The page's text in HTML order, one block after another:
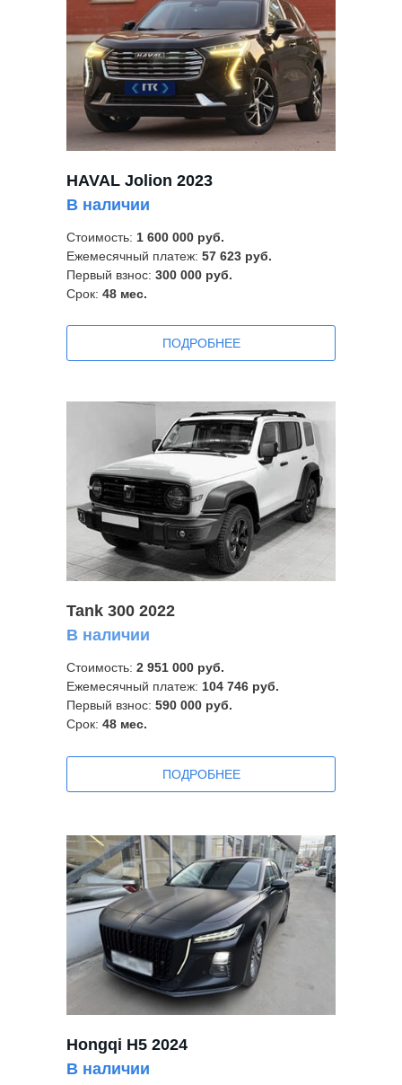
ПOДРОБНЕЕ
Стоимость: 1 600 000 руб.
Ежемесячный платеж: 57 623 руб.
Первый взнос: 300 000 руб.
Срок: 48 мес.
HAVAL Jolion 2023
В наличии
Стоимость: 2 951 000 руб.
Ежемесячный платеж: 104 746 руб.
Первый взнос: 590 000 руб.
Срок: 48 мес.
Tank 300 2022
В наличии
ПОДРОБНЕЕ
Hongqi H5 2024
В наличии